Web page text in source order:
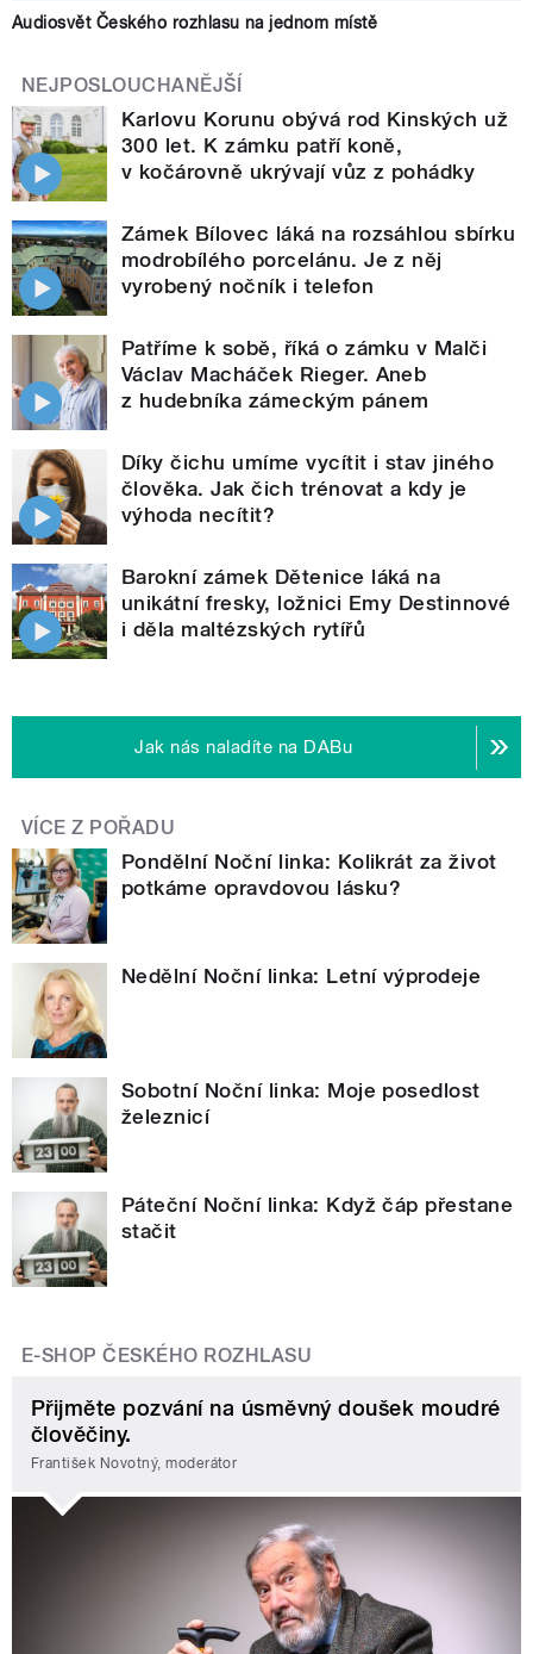
Audiosvět Českého rozhlasu na jednom místě
NEJPOSLOUCHANĚJŠÍ
Karlovu Korunu obývá rod Kinských už
300 let. K zámku patří koně,
v kočárovně ukrývají vůz z pohádky
Zámek Bílovec láká na rozsáhlou sbírku
modrobílého porcelánu. Je z něj
vyrobený nočník i telefon
Patříme k sobě, říká o zámku v Malči
Václav Macháček Rieger. Aneb
z hudebníka zámeckým pánem
Díky čichu umíme vycítit i stav jiného
člověka. Jak čich trénovat a kdy je
výhoda necítit?
Barokní zámek Dětenice láká na
unikátní fresky, ložnici Emy Destinnové
i děla maltézských rytířů
Jak nás naladíte na DABu
VÍCE Z POŘADU
Pondělní Noční linka: Kolikrát za život
potkáme opravdovou lásku?
Nedělní Noční linka: Letní výprodeje
Sobotní Noční linka: Moje posedlost
železnicí
Páteční Noční linka: Když čáp přestane
stačit
E-SHOP ČESKÉHO ROZHLASU
Přijměte pozvání na úsměvný doušek moudré
člověčiny.
František Novotný, moderátor